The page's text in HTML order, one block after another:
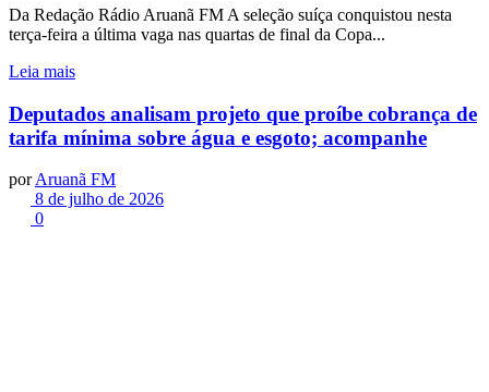
Da Redação Rádio Aruanã FM A seleção suíça conquistou nesta
terça-feira a última vaga nas quartas de final da Copa...
Leia mais
Deputados analisam projeto que proíbe cobrança de
tarifa mínima sobre água e esgoto; acompanhe
por Aruanã FM
8 de julho de 2026
0